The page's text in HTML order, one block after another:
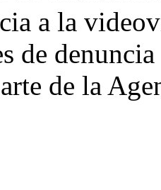
a la
de
de la